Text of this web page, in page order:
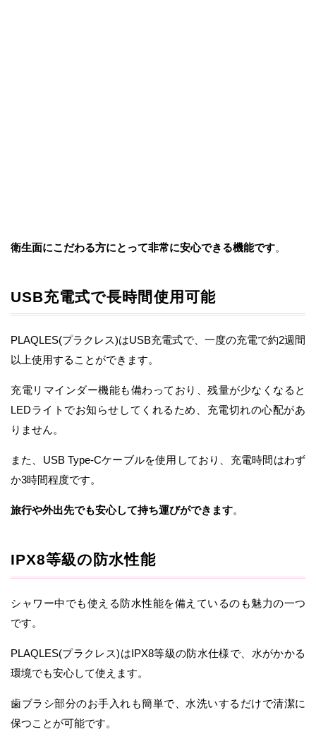
衛生面にこだわる方にとって非常に安心できる機能です。
USB充電式で長時間使用可能
PLAQLES(プラクレス)はUSB充電式で、一度の充電で約2週間
以上使用することができます。
充電リマインダー機能も備わっており、残量が少なくなると
LEDライトでお知らせしてくれるため、充電切れの心配があ
りません。
また、USB Type-Cケーブルを使用しており、充電時間はわず
か3時間程度です。
旅行や外出先でも安心して持ち運びができます。
IPX8等級の防水性能
シャワー中でも使える防水性能を備えているのも魅力の一つ
です。
PLAQLES(プラクレス)はIPX8等級の防水仕様で、水がかかる
環境でも安心して使えます。
歯ブラシ部分のお手入れも簡単で、水洗いするだけで清潔に
保つことが可能です。